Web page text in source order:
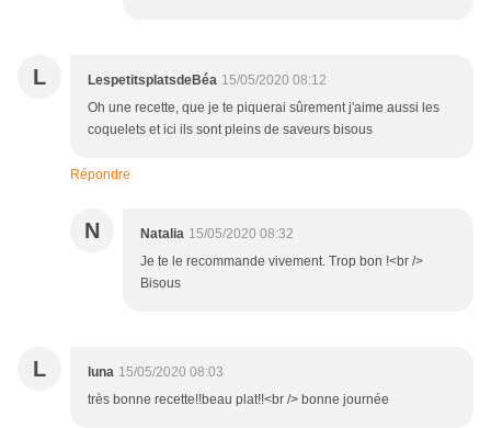
L LespetitsplatsdeBéa 15/05/2020 08:12
Oh une recette, que je te piquerai sûrement j'aime aussi les
coquelets et ici ils sont pleins de saveurs bisous
Répondre
N Natalia 15/05/2020 08:32
Je te le recommande vivement. Trop bon !<br />
Bisous
L luna 15/05/2020 08:03
très bonne recette!!beau plat!!<br /> bonne journée